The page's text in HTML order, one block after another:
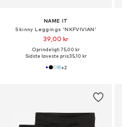
NAME IT
Skinny Leggings 'NKFVIVIAN'
39,00 kr
Oprindeligt: 75,00 kr
Sidste laveste pris:35,10 kr
+2